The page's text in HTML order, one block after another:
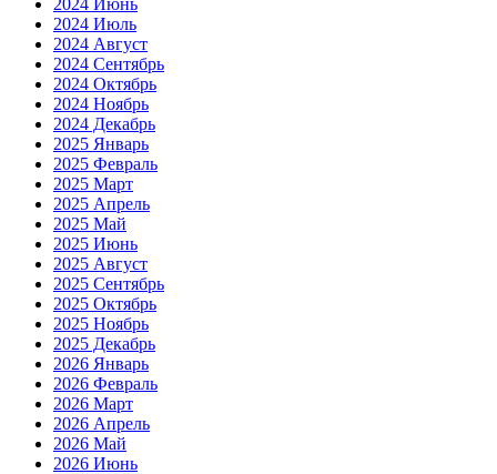
2024 Июнь
2024 Июль
2024 Август
2024 Сентябрь
2024 Октябрь
2024 Ноябрь
2024 Декабрь
2025 Январь
2025 Февраль
2025 Март
2025 Апрель
2025 Май
2025 Июнь
2025 Август
2025 Сентябрь
2025 Октябрь
2025 Ноябрь
2025 Декабрь
2026 Январь
2026 Февраль
2026 Март
2026 Апрель
2026 Май
2026 Июнь